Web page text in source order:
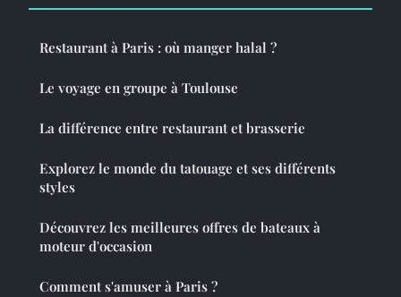
Restaurant à Paris : où manger halal ?
Le voyage en groupe à Toulouse
La différence entre restaurant et brasserie
Explorez le monde du tatouage et ses différents
styles
Découvrez les meilleures offres de bateaux à
moteur d'occasion
Comment s'amuser à Paris ?